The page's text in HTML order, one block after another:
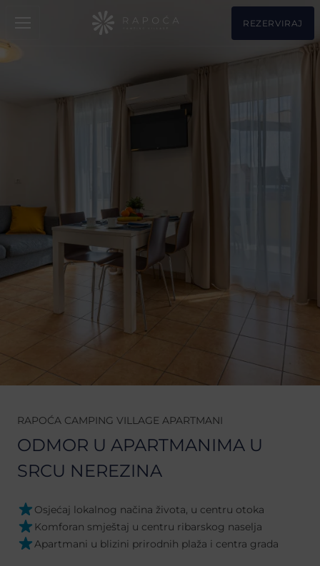
REZERVIRAJ
RAPOĆA CAMPING VILLAGE APARTMANI
ODMOR U APARTMANIMA U
SRCU NEREZINA
Osjećaj lokalnog načina života, u centru otoka
Komforan smještaj u centru ribarskog naselja
Apartmani u blizini prirodnih plaža i centra grada